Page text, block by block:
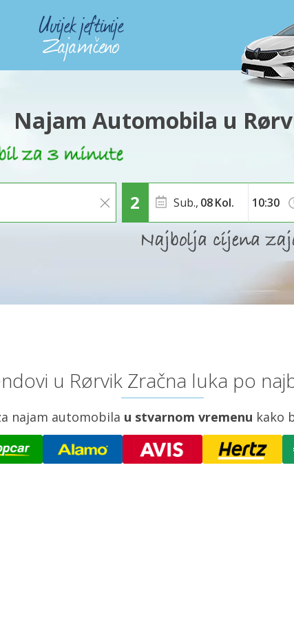
Najam Automobila u
Sub., 08Kol.
u Rørvik Zračna luka po
najam automobila u stvarnom vremenu kako